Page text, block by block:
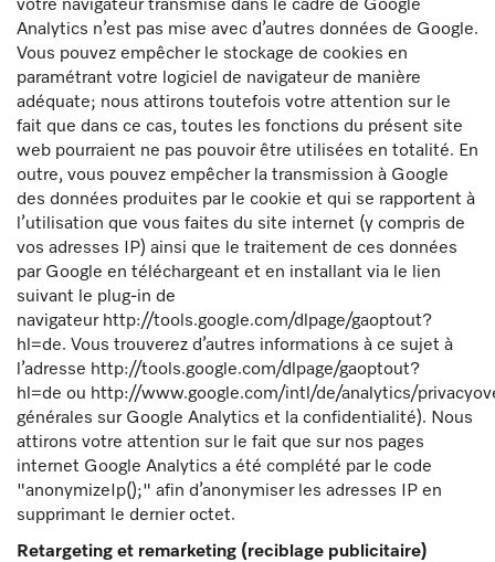
votre navigateur transmise dans le cadre de Google
Analytics n’est pas mise avec d’autres données de Google.
Vous pouvez empêcher le stockage de cookies en
paramétrant votre logiciel de navigateur de manière
adéquate; nous attirons toutefois votre attention sur le
fait que dans ce cas, toutes les fonctions du présent site
web pourraient ne pas pouvoir être utilisées en totalité. En
outre, vous pouvez empêcher la transmission à Google
des données produites par le cookie et qui se rapportent à
l’utilisation que vous faites du site internet (y compris de
vos adresses IP) ainsi que le traitement de ces données
par Google en téléchargeant et en installant via le lien
suivant le plug-in de
navigateur http://tools.google.com/dlpage/gaoptout?
hl=de. Vous trouverez d’autres informations à ce sujet à
l’adresse http://tools.google.com/dlpage/gaoptout?
hl=de ou http://www.google.com/intl/de/analytics/
générales sur Google Analytics et la confidentialité). Nous
attirons votre attention sur le fait que sur nos pages
internet Google Analytics a été complété par le code
"anonymizeIp();" afin d’anonymiser les adresses IP en
supprimant le dernier octet.
Retargeting et remarketing (reciblage publicitaire)